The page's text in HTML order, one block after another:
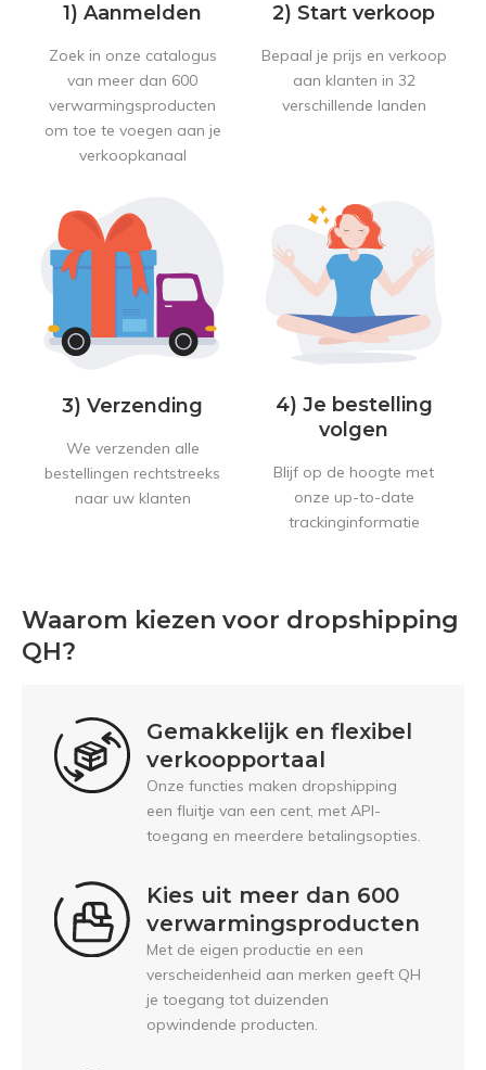
1) Aanmelden
Zoek in onze catalogus
van meer dan 600
verwarmingsproducten
om toe te voegen aan je
verkoopkanaal
2) Start verkoop
Bepaal je prijs en verkoop
aan klanten in 32
verschillende landen
3) Verzending
We verzenden alle
bestellingen rechtstreeks
naar uw klanten
4) Je bestelling
volgen
Blijf op de hoogte met
onze up-to-date
trackinginformatie
Waarom kiezen voor dropshipping
QH?
Gemakkelijk en flexibel
verkoopportaal
Onze functies maken dropshipping
een fluitje van een cent, met API-
toegang en meerdere betalingsopties.
Kies uit meer dan 600
verwarmingsproducten
Met de eigen productie en een
verscheidenheid aan merken geeft QH
je toegang tot duizenden
opwindende producten.